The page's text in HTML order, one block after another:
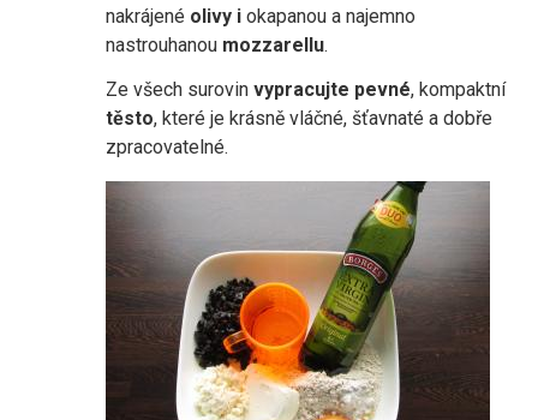
nakrájené olivy i okapanou a najemno
nastrouhanou mozzarellu.
Ze všech surovin vypracujte pevné, kompaktní
těsto, které je krásně vláčné, šťavnaté a dobře
zpracovatelné.